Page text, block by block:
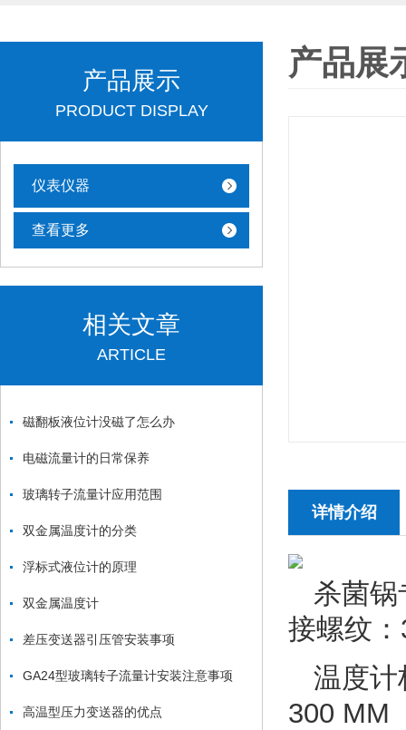
产品展示
PRODUCT DISPLAY
仪表仪器
查看更多
相关文章
ARTICLE
磁翻板液位计没磁了怎么办
电磁流量计的日常保养
玻璃转子流量计应用范围
双金属温度计的分类
浮标式液位计的原理
双金属温度计
差压变送器引压管安装事项
GA24型玻璃转子流量计安装注意事项
高温型压力变送器的优点
产品展
详情介绍
杀菌
接螺纹
温度计
300 MM